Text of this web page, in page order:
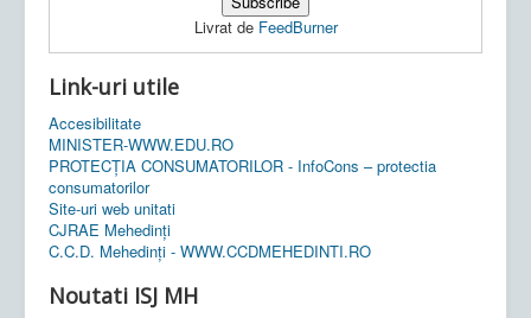
Livrat de FeedBurner
Link-uri utile
Accesibilitate
MINISTER-WWW.EDU.RO
PROTECȚIA CONSUMATORILOR - InfoCons – protectia
consumatorilor
Site-uri web unitati
CJRAE Mehedinți
C.C.D. Mehedinţi - WWW.CCDMEHEDINTI.RO
Noutati ISJ MH